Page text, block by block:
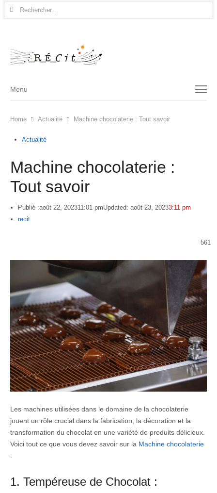
Rechercher :
Menu
Menu
Home Actualité Machine chocolaterie : Tout savoir
Actualité
Machine chocolaterie :
Tout savoir
Publié :août 22, 202311:01 pmUpdated: août 23, 20233:11 pm
Author
recit
561
Les machines utilisées dans le domaine de la chocolaterie
jouent un rôle crucial dans la fabrication, la décoration et la
transformation du chocolat en une variété de produits délicieux.
Voici tout ce que vous devez savoir sur la Machine chocolaterie
:
1. Tempéreuse de Chocolat :